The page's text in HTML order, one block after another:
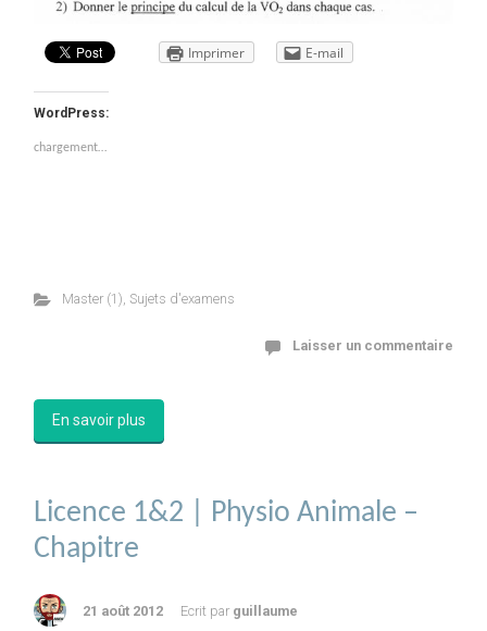
Imprimer E-mail
WordPress:
chargement…
Master (1), Sujets d'examens
Laisser un commentaire
En savoir plus
Licence 1&2 | Physio Animale –
Chapitre
21 août 2012 Ecrit par guillaume